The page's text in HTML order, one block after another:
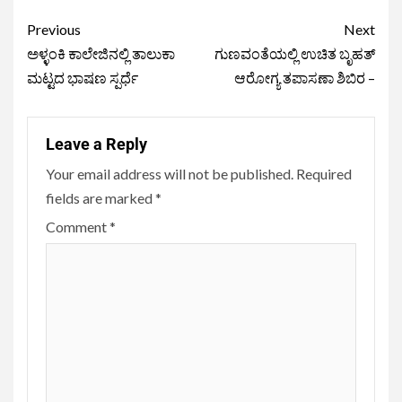
Previous
ಅಳ್ಳಂಕಿ ಕಾಲೇಜಿನಲ್ಲಿ ತಾಲುಕಾ
ಮಟ್ಟದ ಭಾಷಣ ಸ್ಪರ್ಧೆ
Next
ಗುಣವಂತೆಯಲ್ಲಿ ಉಚಿತ ಬೃಹತ್
ಆರೋಗ್ಯ ತಪಾಸಣಾ ಶಿಬಿರ –
Leave a Reply
Your email address will not be published. Required
fields are marked*
Comment*